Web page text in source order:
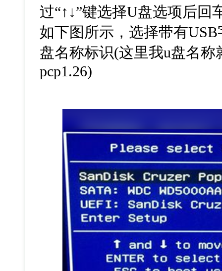
过“↑↓”键选择U盘选项后回
如下图所示，选择带有
盘名称标识(这里我u盘名称
pcp1.26)